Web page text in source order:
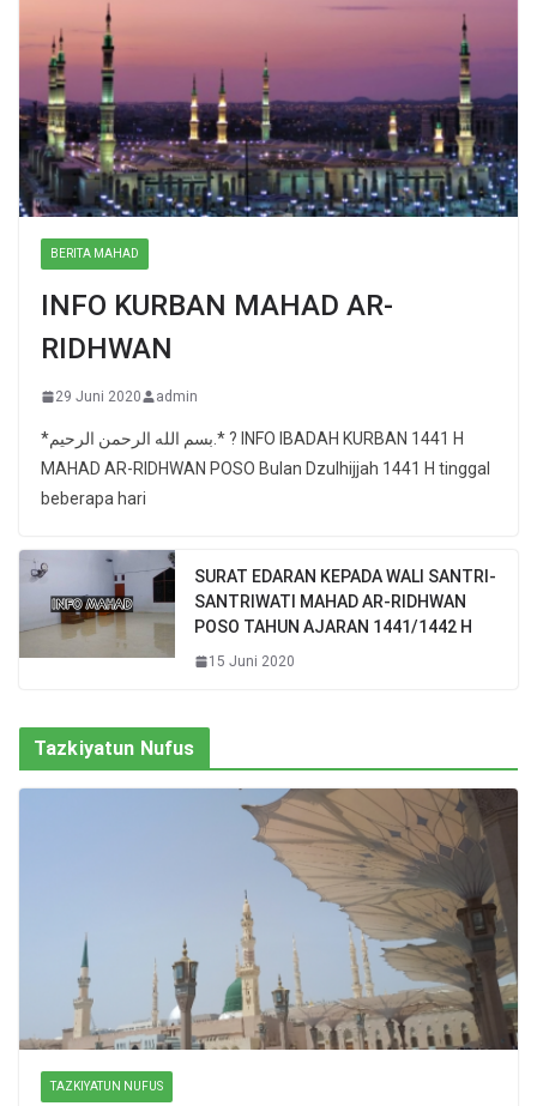
BERITA MAHAD
INFO KURBAN MAHAD AR-
RIDHWAN
29 Juni 2020 admin
*بسم الله الرحمن الرحيم.* ? INFO IBADAH KURBAN 1441 H
MAHAD AR-RIDHWAN POSO Bulan Dzulhijjah 1441 H tinggal
beberapa hari
SURAT EDARAN KEPADA WALI SANTRI-
SANTRIWATI MAHAD AR-RIDHWAN
POSO TAHUN AJARAN 1441/1442 H
15 Juni 2020
Tazkiyatun Nufus
TAZKIYATUN NUFUS